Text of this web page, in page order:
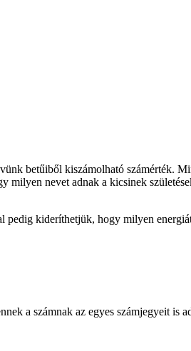
betűiből kiszámolható számérték.
nevet adnak a kicsinek
pedig kideríthetjük, hogy milyen
a számnak az egyes számjegyeit is